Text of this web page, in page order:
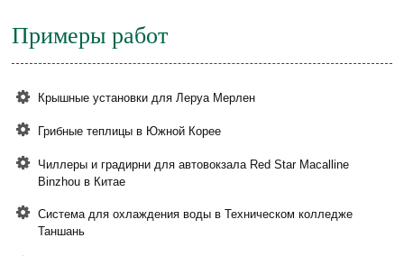
Примеры работ
Крышные установки для Леруа Мерлен
Грибные теплицы в Южной Корее
Чиллеры и градирни для автовокзала Red Star Macalline
Binzhou в Китае
Система для охлаждения воды в Техническом колледже
Таншань